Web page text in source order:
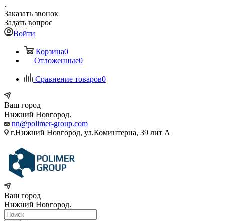
Заказать звонок
Задать вопрос
Войти
Корзина0
Отложенные0
Сравнение товаров0
Ваш город
Нижний Новгород
nn@polimer-group.com
г.Нижний Новгород, ул.Коминтерна, 39 лит А
Ваш город
Нижний Новгород